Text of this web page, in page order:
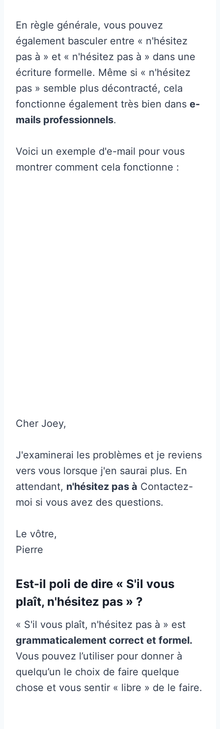
En règle générale, vous pouvez
également basculer entre « n'hésitez
pas à » et « n'hésitez pas à » dans une
écriture formelle. Même si « n'hésitez
pas » semble plus décontracté, cela
fonctionne également très bien dans e-
mails professionnels.
Voici un exemple d'e-mail pour vous
montrer comment cela fonctionne :
Cher Joey,
J'examinerai les problèmes et je reviens
vers vous lorsque j'en saurai plus. En
attendant, n'hésitez pas à Contactez-
moi si vous avez des questions.
Le vôtre,
Pierre
Est-il poli de dire « S'il vous
plaît, n'hésitez pas » ?
« S'il vous plaît, n'hésitez pas à » est
grammaticalement correct et formel.
Vous pouvez l’utiliser pour donner à
quelqu’un le choix de faire quelque
chose et vous sentir « libre » de le faire.